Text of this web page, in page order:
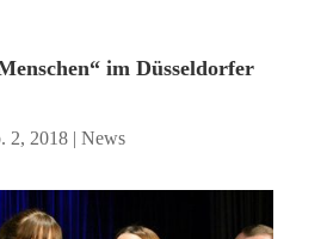
im Düsseldorfer
2, 2018| News